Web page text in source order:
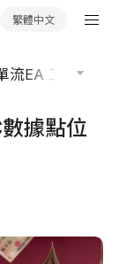
繁體中文
流EA 工具庫
據點位